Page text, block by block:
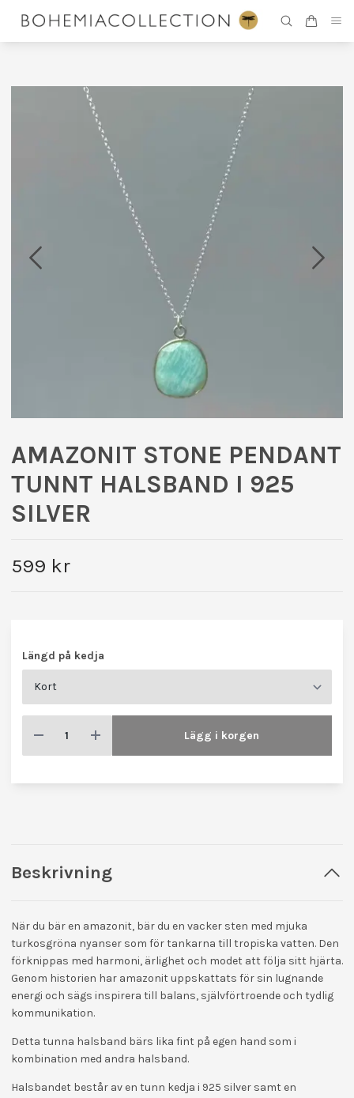
AMAZONIT STONE PENDANT
TUNNT HALSBAND I 925
SILVER
599 kr
Längd på kedja
Lägg i korgen
Beskrivning
När du bär en amazonit, bär du en vacker sten med mjuka
turkosgröna nyanser som för tankarna till tropiska vatten. Den
förknippas med harmoni, ärlighet och modet att följa sitt hjärta.
Genom historien har amazonit uppskattats för sin lugnande
energi och sägs inspirera till balans, självförtroende och tydlig
kommunikation.
Detta tunna halsband bärs lika fint på egen hand som i
kombination med andra halsband.
Halsbandet består av en tunn kedja i 925 silver samt en